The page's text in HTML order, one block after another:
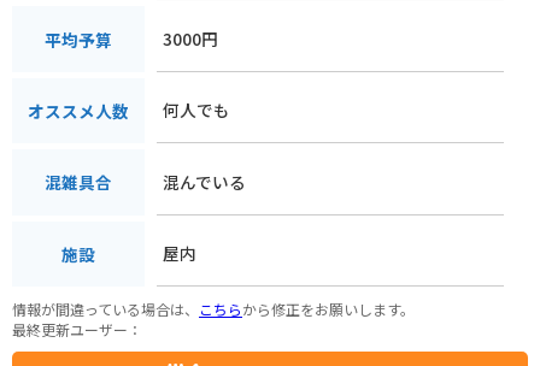
平均予算 3000円
オススメ人数 何人でも
混雑具合 混んでいる
施設 屋内
情報が間違っている場合は、 こちらから修正をお願いします。
最終更新ユーザー：